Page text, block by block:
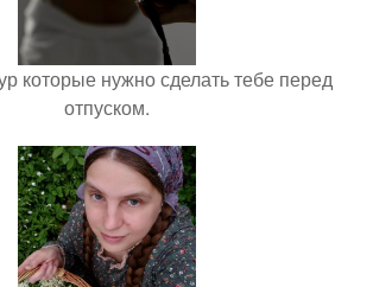
которые нужно сделать тебе перед
отпуском.